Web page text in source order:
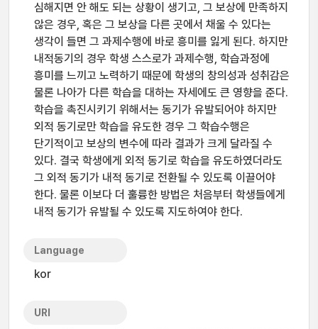
심해지면 안 해도 되는 상황이 생기고, 그 보상에 만족하지
않은 경우, 혹은 그 보상을 다른 곳에서 채울 수 있다는
생각이 들면 그 과제수행에 바로 흥미를 잃게 된다. 하지만
내적동기의 경우 학생 스스로가 과제수행, 학습과정에
흥미를 느끼고 노력하기 때문에 학생의 창의성과 성취감은
물론 나아가 다른 학습을 대하는 자세에도 큰 영향을 준다.
학습을 촉진시키기 위해서는 동기가 유발되어야 하지만
외적 동기로만 학습을 유도한 경우 그 학습수행은
단기적이고 보상의 변수에 따라 결과가 크게 달라질 수
있다. 결국 학생에게 외적 동기로 학습을 유도하였더라도
그 외적 동기가 내적 동기로 전환될 수 있도록 이끌어야
한다. 물론 이보다 더 훌륭한 방법은 처음부터 학생들에게
내적 동기가 유발될 수 있도록 지도하여야 한다.
Language
kor
URI